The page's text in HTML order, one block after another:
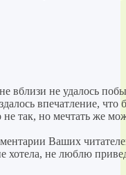
вблизи не удалось
впечатление, что
так, но мечтать же
Ваших
хотела, не люблю